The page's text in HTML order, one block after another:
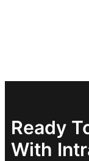
Ready
With